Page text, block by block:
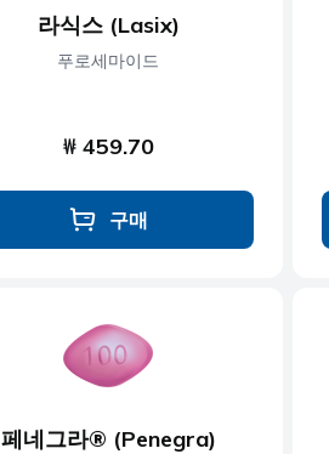
라식스 (Lasix)
푸로세마이드
₩ 459.70
구매
페네그라® (Penegra)